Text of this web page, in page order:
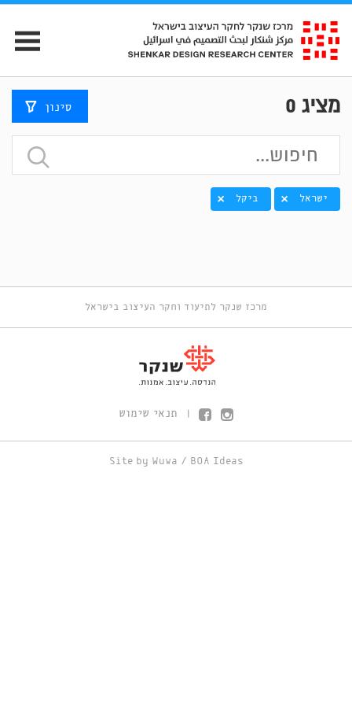
מציג 0 סינון
ישראל ביקל
מרכז שנקר לתיעוד וחקר העיצוב בישראל
תנאי שימוש
Site by Wuwa / BOA Ideas